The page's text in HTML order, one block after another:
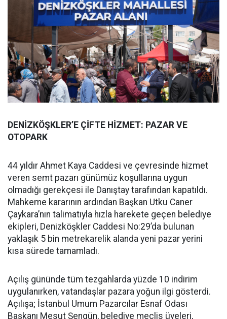
DENİZKÖŞKLER’E ÇİFTE HİZMET: PAZAR VE
OTOPARK
44 yıldır Ahmet Kaya Caddesi ve çevresinde hizmet
veren semt pazarı günümüz koşullarına uygun
olmadığı gerekçesi ile Danıştay tarafından kapatıldı.
Mahkeme kararının ardından Başkan Utku Caner
Çaykara’nın talimatıyla hızla harekete geçen belediye
ekipleri, Denizköşkler Caddesi No:29’da bulunan
yaklaşık 5 bin metrekarelik alanda yeni pazar yerini
kısa sürede tamamladı.
Açılış gününde tüm tezgahlarda yüzde 10 indirim
uygulanırken, vatandaşlar pazara yoğun ilgi gösterdi.
Açılışa; İstanbul Umum Pazarcılar Esnaf Odası
Başkanı Mesut Şengün, belediye meclis üyeleri,